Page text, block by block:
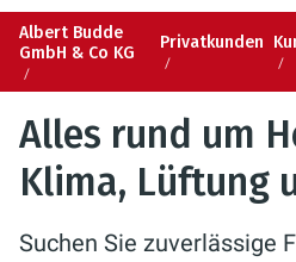
Albert Budde
GmbH & Co KG
Privatkunden
Alles rund um
Klima, Lüftung
Suchen Sie zuverlässige